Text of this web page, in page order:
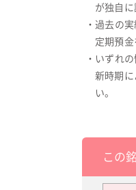
が独自に
・過去の
定期預
・いずれ
新時期
い。
この